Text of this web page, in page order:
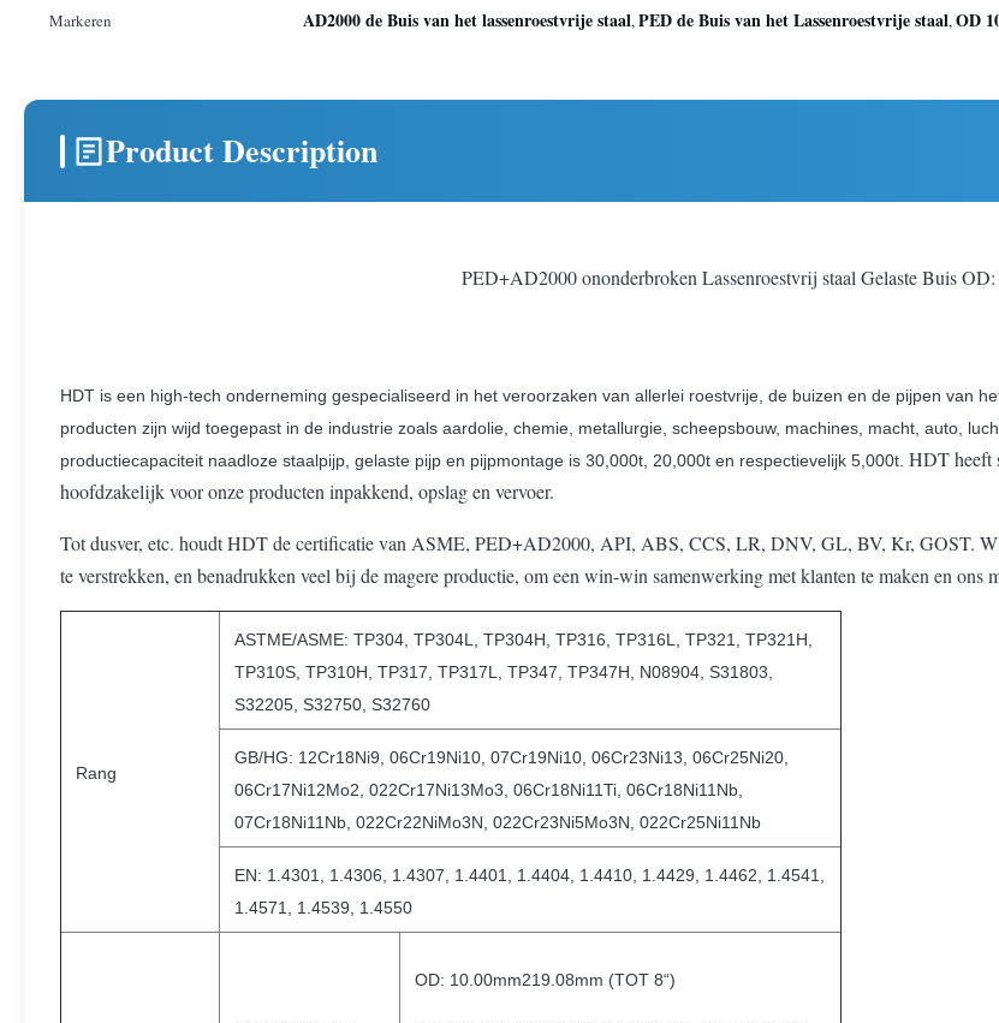
Markeren
AD2000 de Buis van het lassenroestvrije staal,PED de Buis van het Lassenroestvrije staal,OD
Product Description
PED+AD2000 ononderbroken Lassenroestvrij staal Gelaste Buis
HDT is een high-tech onderneming gespecialiseerd in het veroorzaken van allerlei roestvrije, de buizen en de pijpen van
producten zijn wijd toegepast in de industrie zoals aardolie, chemie, metallurgie, scheepsbouw, machines, macht, auto,
productiecapaciteit naadloze staalpijp, gelaste pijp en pijpmontage is 30,000t, 20,000t en respectievelijk 5,000t. HDT heeft
hoofdzakelijk voor onze producten inpakkend, opslag en vervoer.
Tot dusver, etc. houdt HDT de certificatie van ASME, PED+AD2000, API, ABS, CCS, LR, DNV, GL, BV, Kr, GOST.
te verstrekken, en benadrukken veel bij de magere productie, om een win-win samenwerking met klanten te maken en ons
Rang
ASTME/ASME: TP304, TP304L, TP304H, TP316, TP316L, TP321, TP321H,
TP310S, TP310H, TP317, TP317L, TP347, TP347H, N08904, S31803,
S32205, S32750, S32760
GB/HG: 12Cr18Ni9, 06Cr19Ni10, 07Cr19Ni10, 06Cr23Ni13, 06Cr25Ni20,
06Cr17Ni12Mo2, 022Cr17Ni13Mo3, 06Cr18Ni11Ti, 06Cr18Ni11Nb,
07Cr18Ni11Nb, 022Cr22NiMo3N, 022Cr23Ni5Mo3N, 022Cr25Ni11Nb
EN: 1.4301, 1.4306, 1.4307, 1.4401, 1.4404, 1.4410, 1.4429, 1.4462, 1.4541,
1.4571, 1.4539, 1.4550
OD: 10.00mm219.08mm (TOT 8“)